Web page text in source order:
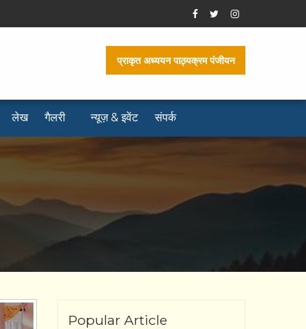
प्राकृत अध्ययन पाठ्यक्रम पंजीयन
लेख गैलरी न्यूज़ & इवेंट संपर्क
Popular Article